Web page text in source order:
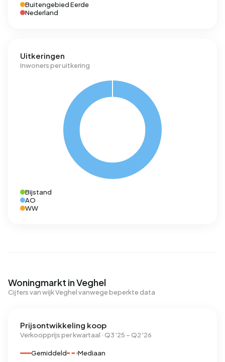
Buitengebied Eerde
Nederland
Uitkeringen
Inwoners per uitkering
Bijstand
AO
WW
Woningmarkt in Veghel
Cijfers van wijk Veghel vanwege beperkte data
Prijsontwikkeling koop
Verkoopprijs per kwartaal · Q3 '25 – Q2 '26
Gemiddeld Mediaan